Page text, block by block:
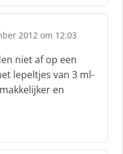
2012 om 12:03
niet af op een
lepeltjes van 3 ml-
en